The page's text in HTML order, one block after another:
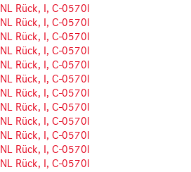
NL Rück, I, C-0570l
NL Rück, I, C-0570l
NL Rück, I, C-0570l
NL Rück, I, C-0570l
NL Rück, I, C-0570l
NL Rück, I, C-0570l
NL Rück, I, C-0570l
NL Rück, I, C-0570l
NL Rück, I, C-0570l
NL Rück, I, C-0570l
NL Rück, I, C-0570l
NL Rück, I, C-0570l